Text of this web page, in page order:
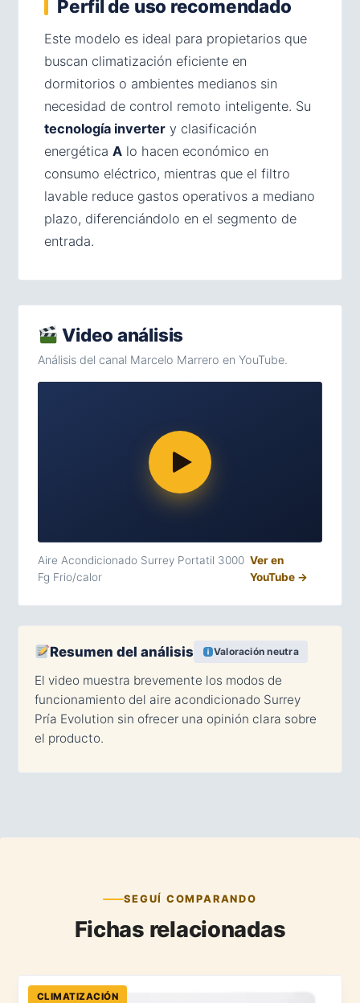
Perfil de uso recomendado
Este modelo es ideal para propietarios que
buscan climatización eficiente en
dormitorios o ambientes medianos sin
necesidad de control remoto inteligente. Su
tecnología inverter y clasificación
energética A lo hacen económico en
consumo eléctrico, mientras que el filtro
lavable reduce gastos operativos a mediano
plazo, diferenciándolo en el segmento de
entrada.
Video análisis
Análisis del canal Marcelo Marrero en YouTube.
Aire Acondicionado Surrey Portatil 3000
Fg Frio/calor
Ver en
YouTube →
Resumen del análisis Valoración neutra
El video muestra brevemente los modos de
funcionamiento del aire acondicionado Surrey
Pría Evolution sin ofrecer una opinión clara sobre
el producto.
SEGUÍ COMPARANDO
Fichas relacionadas
CLIMATIZACIÓN